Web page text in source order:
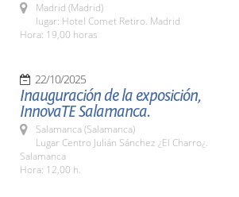
Madrid (Madrid)
lugar: Hotel Comet Retiro. Madrid
Hora: 19,00 horas
22/10/2025
Inauguración de la exposición,
InnovaTE Salamanca.
Salamanca (Salamanca)
Lugar Centro Julián Sánchez ¿El Charro¿.
Salamanca
Hora: 12,00 h.